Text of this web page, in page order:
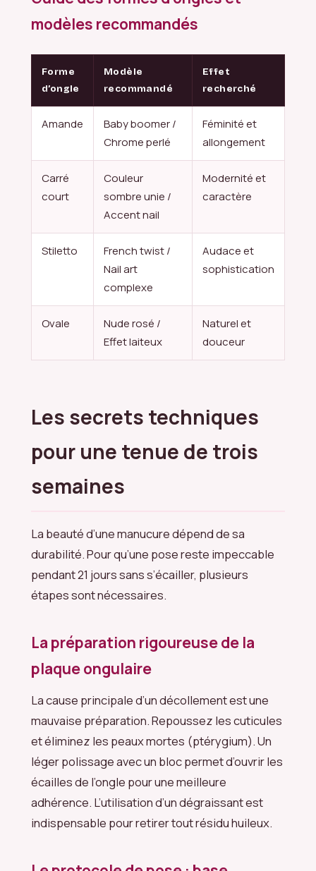
modèles recommandés
Forme
d’ongle
Modèle
recommandé
Effet
recherché
Amande
Baby boomer /
Chrome perlé
Féminité et
allongement
Carré
court
Couleur
sombre unie /
Accent nail
Modernité et
caractère
Stiletto
French twist /
Nail art
complexe
Audace et
sophistication
Ovale
Nude rosé /
Effet laiteux
Naturel et
douceur
Les secrets techniques
pour une tenue de trois
semaines
La beauté d’une manucure dépend de sa
durabilité. Pour qu’une pose reste impeccable
pendant 21 jours sans s’écailler, plusieurs
étapes sont nécessaires.
La préparation rigoureuse de la
plaque ongulaire
La cause principale d’un décollement est une
mauvaise préparation. Repoussez les cuticules
et éliminez les peaux mortes (ptérygium). Un
léger polissage avec un bloc permet d’ouvrir les
écailles de l’ongle pour une meilleure
adhérence. L’utilisation d’un dégraissant est
indispensable pour retirer tout résidu huileux.